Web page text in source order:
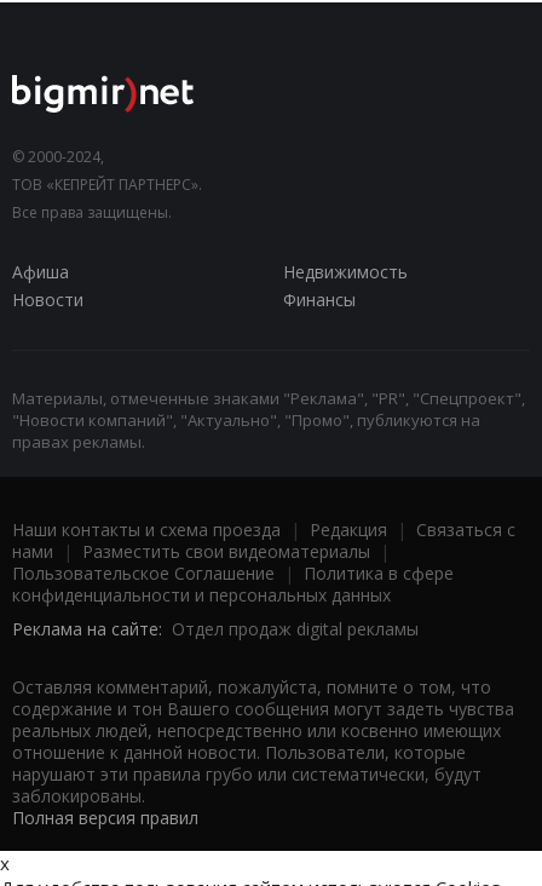
© 2000-2024,
ТОВ «КЕПРЕЙТ ПАРТНЕРС».
Все права защищены.
Афиша
Недвижимость
Новости
Финансы
Материалы, отмеченные знаками "Реклама", "PR", "Спецпроект",
"Новости компаний", "Актуально", "Промо", публикуются на
правах рекламы.
Наши контакты и схема проезда | Редакция | Связаться с
нами | Разместить свои видеоматериалы |
Пользовательское Соглашение |
Политика в сфере
конфиденциальности и персональных данных
Реклама на сайте: Отдел продаж digital рекламы
Оставляя комментарий, пожалуйста, помните о том, что
содержание и тон Вашего сообщения могут задеть чувства
реальных людей, непосредственно или косвенно имеющих
отношение к данной новости. Пользователи, которые
нарушают эти правила грубо или систематически, будут
заблокированы.
Полная версия правил
x